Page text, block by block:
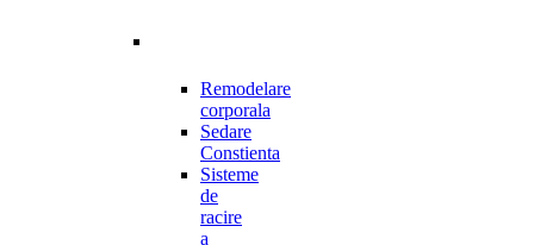
Remodelare
corporala
Sedare
Constienta
Sisteme
de
racire
a